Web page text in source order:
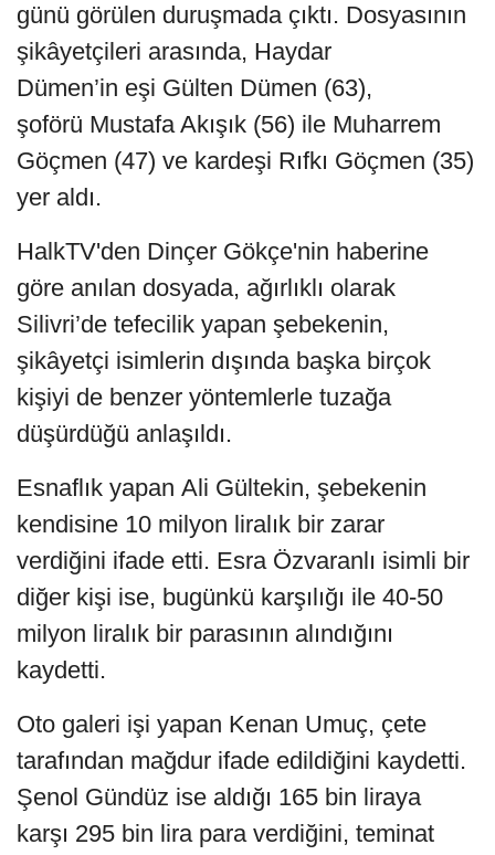
günü görülen duruşmada çıktı. Dosyasının
şikâyetçileri arasında, Haydar
Dümen’in eşi Gülten Dümen (63),
şoförü Mustafa Akışık (56) ile Muharrem
Göçmen (47) ve kardeşi Rıfkı Göçmen (35)
yer aldı.
HalkTV'den Dinçer Gökçe'nin haberine
göre anılan dosyada, ağırlıklı olarak
Silivri’de tefecilik yapan şebekenin,
şikâyetçi isimlerin dışında başka birçok
kişiyi de benzer yöntemlerle tuzağa
düşürdüğü anlaşıldı.
Esnaflık yapan Ali Gültekin, şebekenin
kendisine 10 milyon liralık bir zarar
verdiğini ifade etti. Esra Özvaranlı isimli bir
diğer kişi ise, bugünkü karşılığı ile 40-50
milyon liralık bir parasının alındığını
kaydetti.
Oto galeri işi yapan Kenan Umuç, çete
tarafından mağdur ifade edildiğini kaydetti.
Şenol Gündüz ise aldığı 165 bin liraya
karşı 295 bin lira para verdiğini, teminat